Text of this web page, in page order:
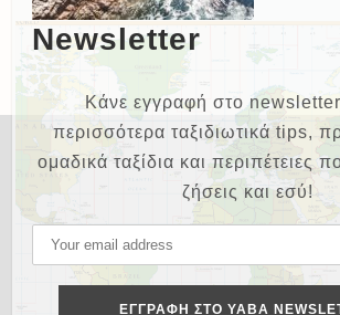
NEWSLETTER
Newsletter
Κάνε εγγραφή στο
περισσότερα ταξιδιωτικά tips,
ομαδικά ταξίδια και περιπέτειες
ζήσεις και εσύ!